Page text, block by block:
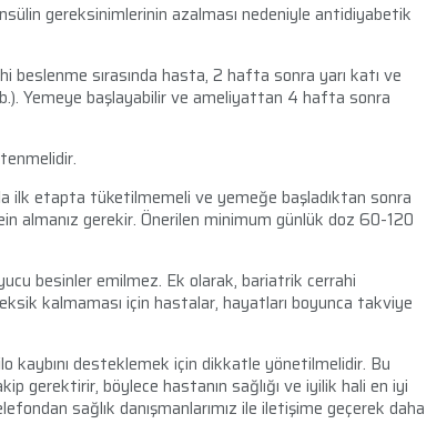
gereksinimlerinin azalması nedeniyle antidiyabetik
beslenme sırasında hasta, 2 hafta sonra yarı katı ve
Yemeye başlayabilir ve ameliyattan 4 hafta sonra
ilk etapta tüketilmemeli ve yemeğe başladıktan sonra
gerekir. Önerilen minimum günlük doz 60-120
besinler emilmez. Ek olarak, bariatrik cerrahi
kalmaması için hastalar, hayatları boyunca takviye
kaybını desteklemek için dikkatle yönetilmelidir. Bu
gerektirir, böylece hastanın sağlığı ve iyilik hali en iyi
sağlık danışmanlarımız ile iletişime geçerek daha